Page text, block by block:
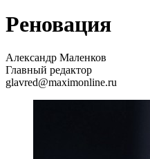
Реновация
Александр Маленков
Главный редактор
glavred@maximonline.ru